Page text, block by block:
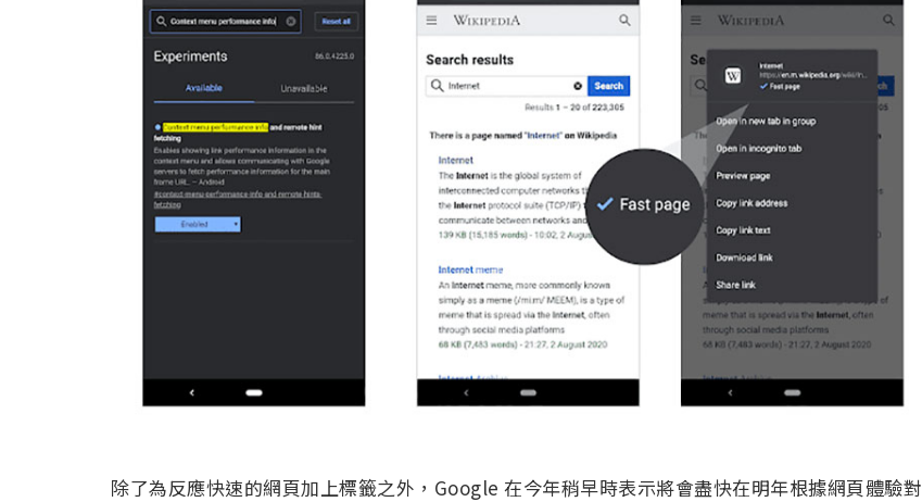
除了為反應快速的網頁加上標籤之外，Google 在今年稍早時表示將會盡快在明年根據網頁體驗對